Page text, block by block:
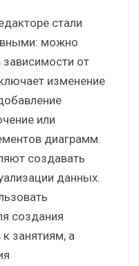
стали
можно
зависимости от
изменение
или
диаграмм.
создавать
данных.
создания
занятиям, а